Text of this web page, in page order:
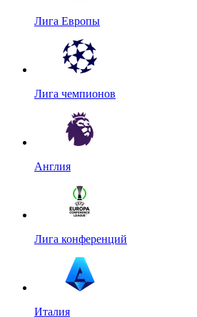
Лига Европы
Лига чемпионов
Англия
Лига конференций
Италия